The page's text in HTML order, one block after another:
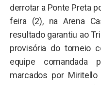
derrotar a Ponte Preta
feira (2), na Arena
resultado garantiu ao
provisória do torneio
equipe comandada
marcados por